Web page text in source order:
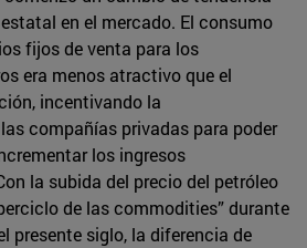
en el mercado. El consumo
fijos de venta para los
era menos atractivo que el
incentivando la
compañías privadas para poder
los ingresos
la subida del precio del petróleo
de las commodities” durante
presente siglo, la diferencia de